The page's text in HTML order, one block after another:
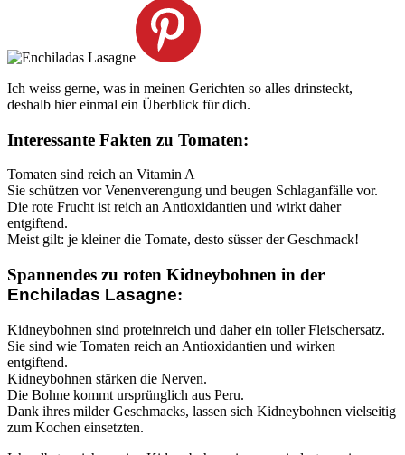
Ich weiss gerne, was in meinen Gerichten so alles drinsteckt,
deshalb hier einmal ein Überblick für dich.
Interessante Fakten zu Tomaten:
Tomaten sind reich an Vitamin A
Sie schützen vor Venenverengung und beugen Schlaganfälle vor.
Die rote Frucht ist reich an Antioxidantien und wirkt daher
entgiftend.
Meist gilt: je kleiner die Tomate, desto süsser der Geschmack!
Spannendes zu roten Kidneybohnen in der
Enchiladas Lasagne:
Kidneybohnen sind proteinreich und daher ein toller Fleischersatz.
Sie sind wie Tomaten reich an Antioxidantien und wirken
entgiftend.
Kidneybohnen stärken die Nerven.
Die Bohne kommt ursprünglich aus Peru.
Dank ihres milder Geschmacks, lassen sich Kidneybohnen vielseitig
zum Kochen einsetzten.